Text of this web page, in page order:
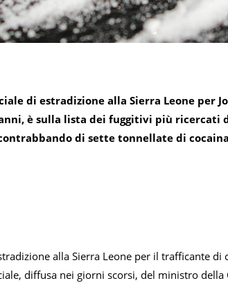
di estradizione alla Sierra Leone per
è sulla lista dei fuggitivi più ricercati
di sette tonnellate di
alla Sierra Leone per il trafficante di
diffusa nei giorni scorsi, del ministro della